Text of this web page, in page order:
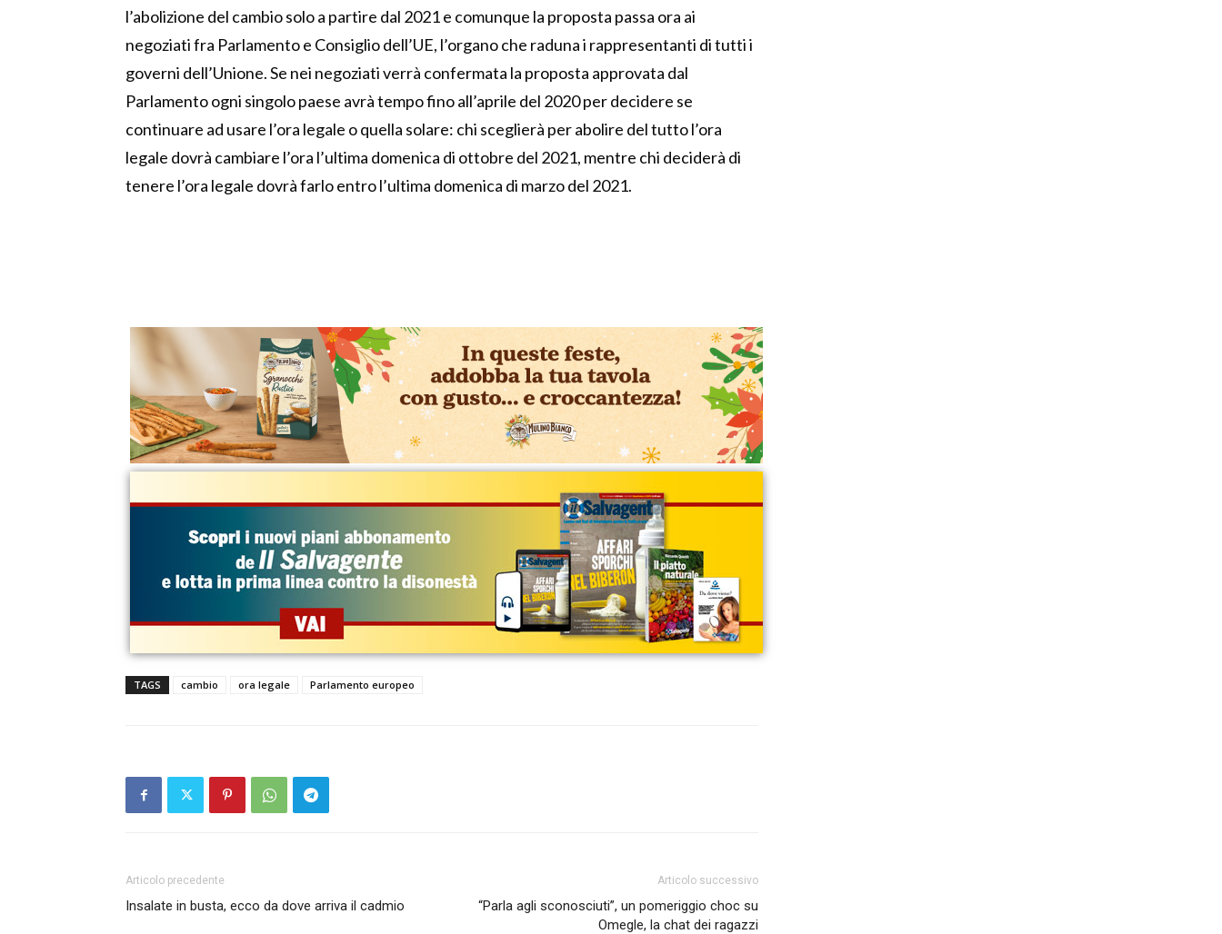
l’abolizione del cambio solo a partire dal 2021 e comunque la proposta passa ora ai
negoziati fra Parlamento e Consiglio dell’UE, l’organo che raduna i rappresentanti di tutti i
governi dell’Unione. Se nei negoziati verrà confermata la proposta approvata dal
Parlamento ogni singolo paese avrà tempo fino all’aprile del 2020 per decidere se
continuare ad usare l’ora legale o quella solare: chi sceglierà per abolire del tutto l’ora
legale dovrà cambiare l’ora l’ultima domenica di ottobre del 2021, mentre chi deciderà di
tenere l’ora legale dovrà farlo entro l’ultima domenica di marzo del 2021.
TAGS cambio ora legale Parlamento europeo
Articolo precedente
Insalate in busta, ecco da dove arriva il cadmio
Articolo successivo
“Parla agli sconosciuti”, un pomeriggio choc su
Omegle, la chat dei ragazzi